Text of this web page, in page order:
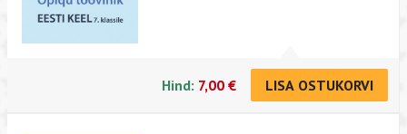
Hind: 7,00 € LISA OSTUKORVI